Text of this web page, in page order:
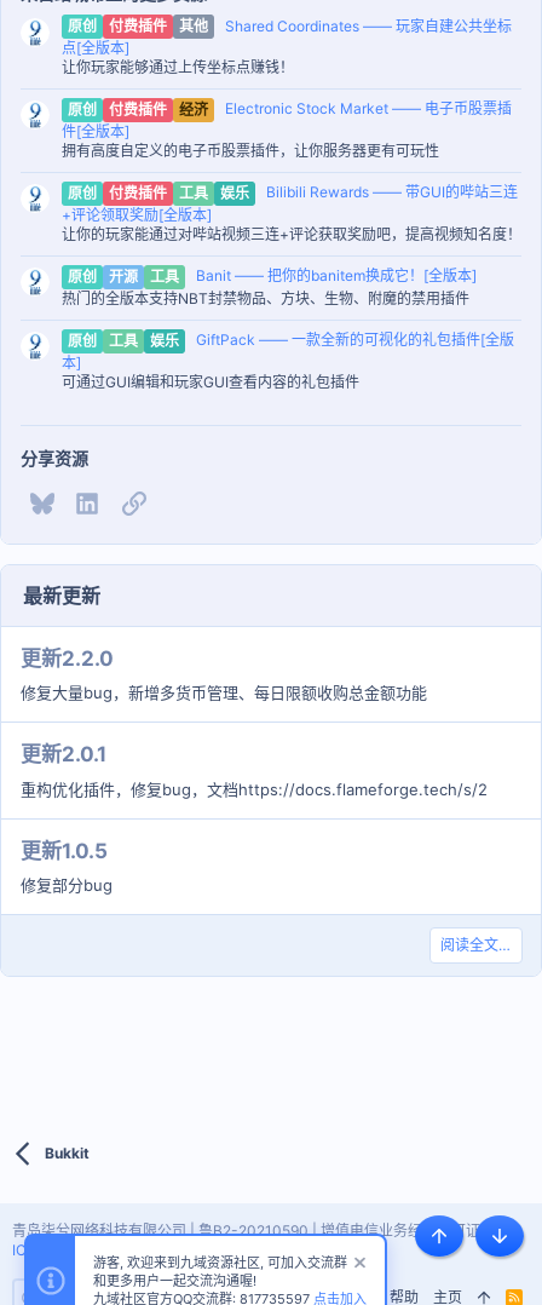
原创 付费插件 其他
Shared Coordinates —— 玩家自建公共坐标
点[全版本]
让你玩家能够通过上传坐标点赚钱！
原创 付费插件 经济
Electronic Stock Market —— 电子币股票插
件[全版本]
拥有高度自定义的电子币股票插件，让你服务器更有可玩性
原创 付费插件 工具 娱乐
Bilibili Rewards —— 带GUI的哔站三连
+评论领取奖励[全版本]
让你的玩家能通过对哔站视频三连+评论获取奖励吧，提高视频知名度！
原创 开源 工具
Banit —— 把你的banitem换成它！[全版本]
热门的全版本支持NBT封禁物品、方块、生物、附魔的禁用插件
原创 工具 娱乐
GiftPack —— 一款全新的可视化的礼包插件[全版
本]
可通过GUI编辑和玩家GUI查看内容的礼包插件
分享资源
Bluesky LinkedIn链接
最新更新
更新2.2.0
修复大量bug，新增多货币管理、每日限额收购总金额功能
更新2.0.1
重构优化插件，修复bug，文档https://docs.flameforge.tech/s/2
更新1.0.5
修复部分bug
阅读全文…
Bukkit
隐私政策 帮助 主页 R
青岛柒兮网络科技有限公司 | 鲁B2-20210590 | 增值电信业务经营许可证 | 鲁
ICP备2021009459号-7
顶部 底部
游客, 欢迎来到九域资源社区, 可加入交流群
和更多用户一起交流沟通喔!
九域社区官方QQ交流群: 817735597 点击加入